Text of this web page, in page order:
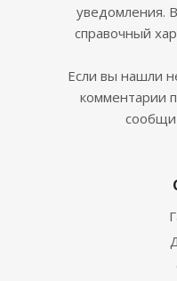
уведомления.
справочный
Если вы нашли
комментарии